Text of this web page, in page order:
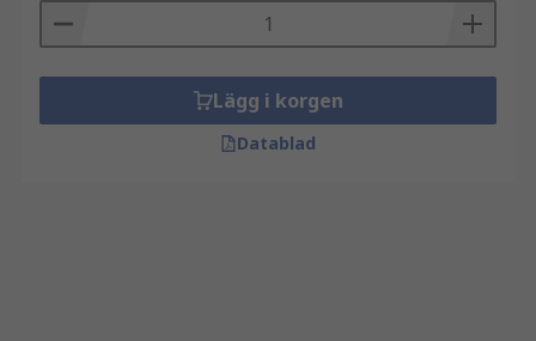
Lägg i korgen
Datablad